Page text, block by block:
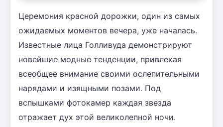
Церемония красной дорожки, один из самых
ожидаемых моментов вечера, уже началась.
Известные лица Голливуда демонстрируют
новейшие модные тенденции, привлекая
всеобщее внимание своими ослепительными
нарядами и изящными позами. Под
вспышками фотокамер каждая звезда
отражает дух этой великолепной ночи.